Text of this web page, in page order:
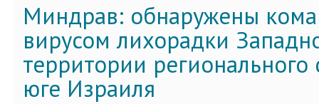
Миндрав: обнаружены
вирусом лихорадки
территории регионального
юге Израиля